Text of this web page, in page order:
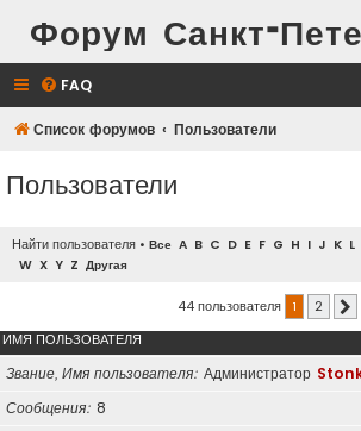
Форум Санкт-
FAQ
Список форумов Пользователи
Пользователи
Найти пользователя • Все A B C D E F G H I J K L
W X Y Z Другая
44 пользователя 1 2
ИМЯ ПОЛЬЗОВАТЕЛЯ
Звание, Имя пользователя Администратор
Сообщения 8